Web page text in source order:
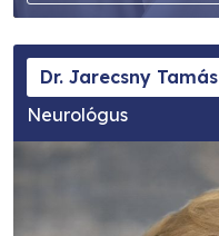
Dr. Jarecsny Tamás
Neurológus